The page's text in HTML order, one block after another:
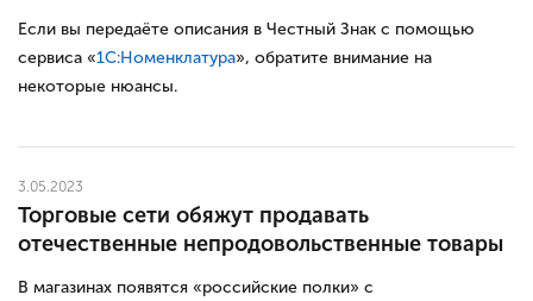
Если вы передаёте описания в Честный Знак с помощью
сервиса «1С:Номенклатура», обратите внимание на
некоторые нюансы.
3.05.2023
Торговые сети обяжут продавать
отечественные непродовольственные товары
В магазинах появятся «российские полки» с